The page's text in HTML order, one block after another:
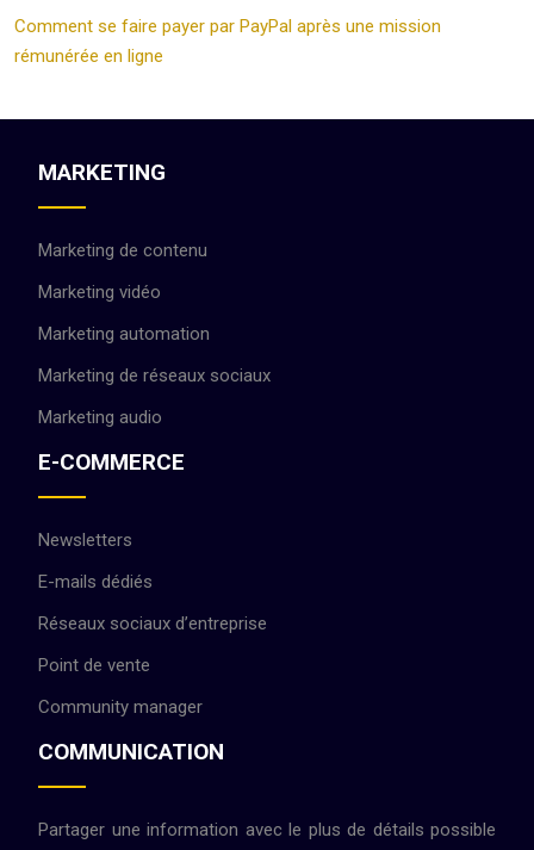
Comment se faire payer par PayPal après une mission
rémunérée en ligne
MARKETING
Marketing de contenu
Marketing vidéo
Marketing automation
Marketing de réseaux sociaux
Marketing audio
E-COMMERCE
Newsletters
E-mails dédiés
Réseaux sociaux d’entreprise
Point de vente
Community manager
COMMUNICATION
Partager une information avec le plus de détails possible